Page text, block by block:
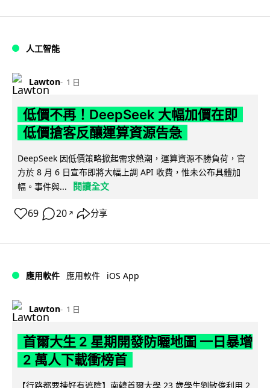
人工智能
Lawton 1 日
低價不再！DeepSeek 大幅加價在即
低價搶客反釀運算資源告急
DeepSeek 因低價策略掀起需求熱潮，運算資源不勝負荷，官
方於 8 月 6 日宣布即將大幅上調 API 收費，惟未公布具體加
幅。事件與...
閱讀全文
69 20 ↗ 分享
應用軟件 應用軟件 iOS App
Lawton 1 日
首爾大生 2 星期開發防曬地圖 一日暴增
2 萬人下載衝榜首
【行路都要揀好有遮陰】南韓首爾大學 23 歲學生劉敏俊利用 2